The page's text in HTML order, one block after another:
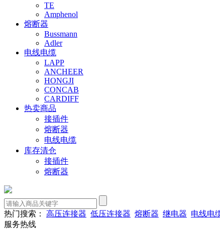
TE
Amphenol
熔断器
Bussmann
Adler
电线电缆
LAPP
ANCHEER
HONGJI
CONCAB
CARDIFF
热卖商品
接插件
熔断器
电线电缆
库存清仓
接插件
熔断器
热门搜索： 高压连接器 低压连接器 熔断器 继电器 电线电
服务热线